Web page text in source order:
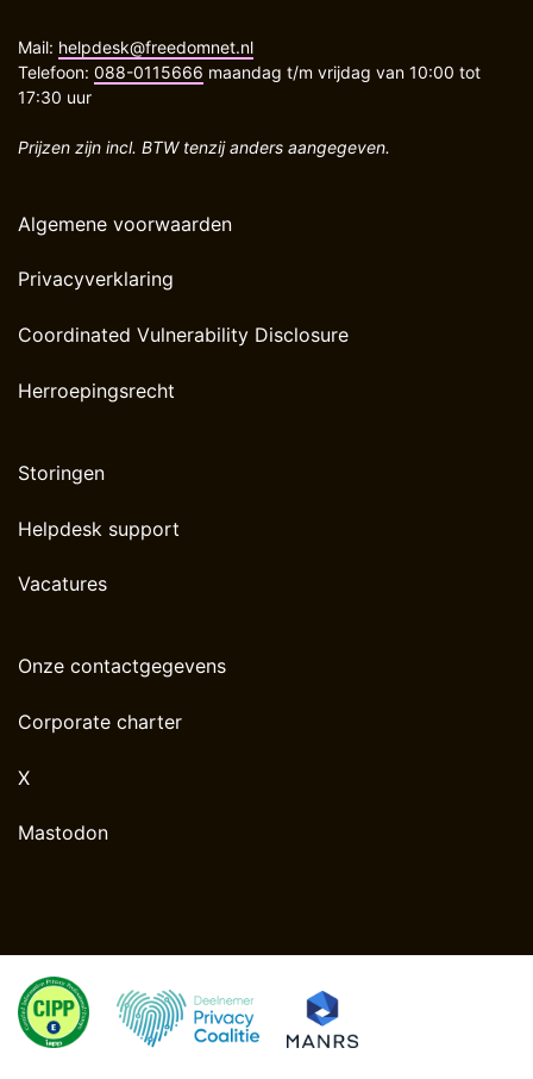
Mail: helpdesk@freedomnet.nl
Telefoon: 088-0115666 maandag t/m vrijdag van 10:00 tot
17:30 uur
Prijzen zijn incl. BTW tenzij anders aangegeven.
Algemene voorwaarden
Privacyverklaring
Coordinated Vulnerability Disclosure
Herroepingsrecht
Storingen
Helpdesk support
Vacatures
Onze contactgegevens
Corporate charter
X
Mastodon